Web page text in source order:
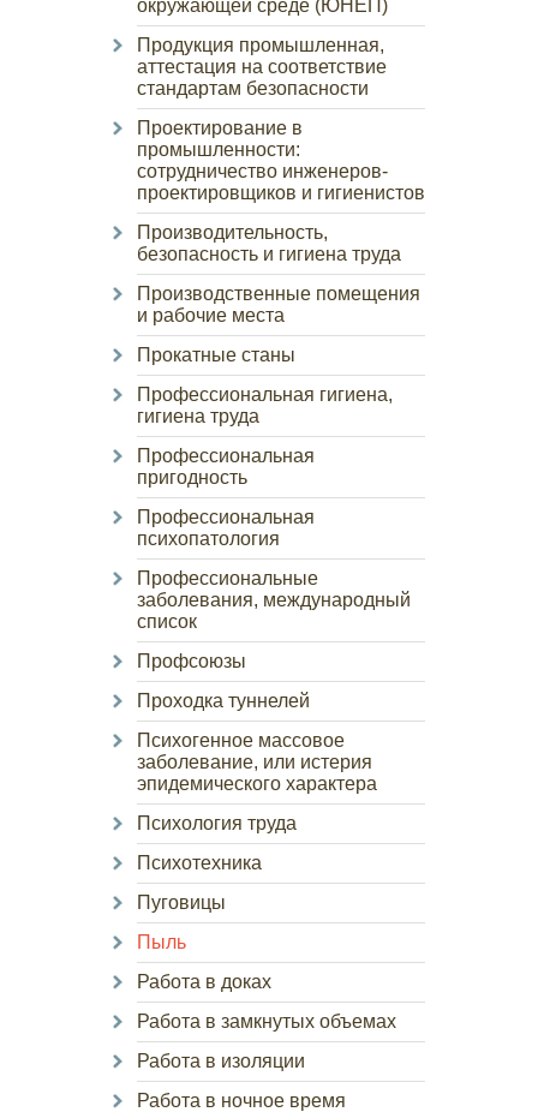
окружающей среде (ЮНЕП)
Продукция промышленная,
аттестация на соответствие
стандартам безопасности
Проектирование в
промышленности:
сотрудничество инженеров-
проектировщиков и гигиенистов
Производительность,
безопасность и гигиена труда
Производственные помещения
и рабочие места
Прокатные станы
Профессиональная гигиена,
гигиена труда
Профессиональная
пригодность
Профессиональная
психопатология
Профессиональные
заболевания, международный
список
Профсоюзы
Проходка туннелей
Психогенное массовое
заболевание, или истерия
эпидемического характера
Психология труда
Психотехника
Пуговицы
Пыль
Работа в доках
Работа в замкнутых объемах
Работа в изоляции
Работа в ночное время